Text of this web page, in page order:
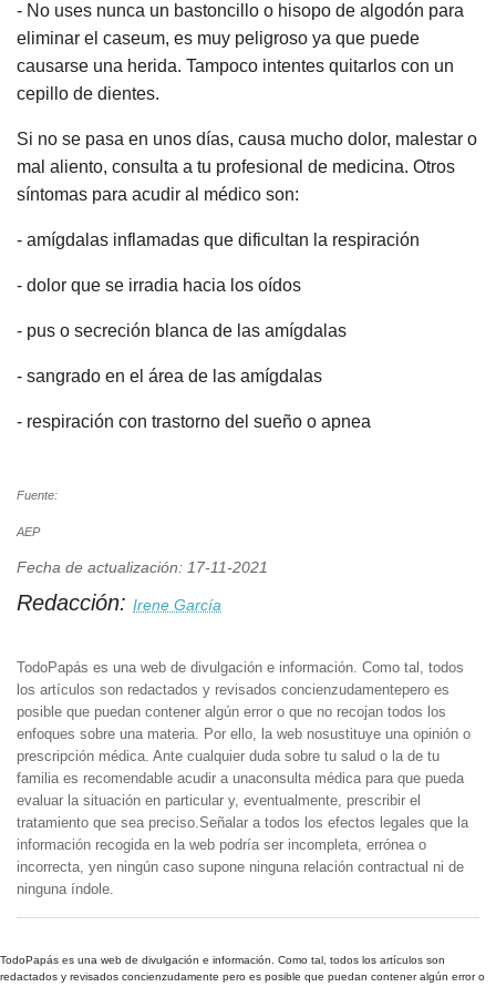
- No uses nunca un bastoncillo o hisopo de algodón para
eliminar el caseum, es muy peligroso ya que puede
causarse una herida. Tampoco intentes quitarlos con un
cepillo de dientes.
Si no se pasa en unos días, causa mucho dolor, malestar o
mal aliento, consulta a tu profesional de medicina. Otros
síntomas para acudir al médico son:
- amígdalas inflamadas que dificultan la respiración
- dolor que se irradia hacia los oídos
- pus o secreción blanca de las amígdalas
- sangrado en el área de las amígdalas
- respiración con trastorno del sueño o apnea
Fuente:
AEP
Fecha de actualización: 17-11-2021
Redacción: Irene García
TodoPapás es una web de divulgación e información. Como tal, todos
los artículos son redactados y revisados concienzudamentepero es
posible que puedan contener algún error o que no recojan todos los
enfoques sobre una materia. Por ello, la web nosustituye una opinión o
prescripción médica. Ante cualquier duda sobre tu salud o la de tu
familia es recomendable acudir a unaconsulta médica para que pueda
evaluar la situación en particular y, eventualmente, prescribir el
tratamiento que sea preciso.Señalar a todos los efectos legales que la
información recogida en la web podría ser incompleta, errónea o
incorrecta, yen ningún caso supone ninguna relación contractual ni de
ninguna índole.
TodoPapás es una web de divulgación e información. Como tal, todos los artículos son
redactados y revisados concienzudamente pero es posible que puedan contener algún error o